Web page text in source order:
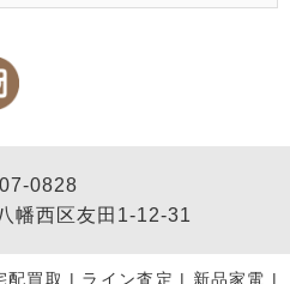
0828
幡西区友田1-12-31
配買取 | ライン査定 | 新品家電 |